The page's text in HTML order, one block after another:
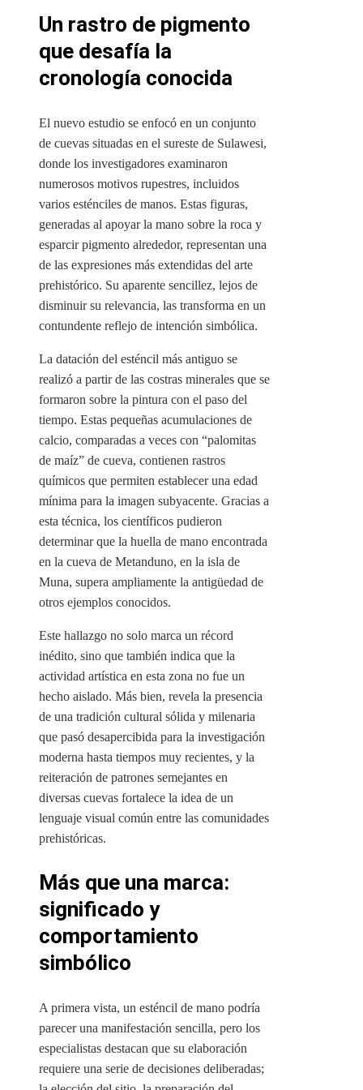
Un rastro de pigmento
que desafía la
cronología conocida
El nuevo estudio se enfocó en un conjunto
de cuevas situadas en el sureste de Sulawesi,
donde los investigadores examinaron
numerosos motivos rupestres, incluidos
varios esténciles de manos. Estas figuras,
generadas al apoyar la mano sobre la roca y
esparcir pigmento alrededor, representan una
de las expresiones más extendidas del arte
prehistórico. Su aparente sencillez, lejos de
disminuir su relevancia, las transforma en un
contundente reflejo de intención simbólica.
La datación del esténcil más antiguo se
realizó a partir de las costras minerales que se
formaron sobre la pintura con el paso del
tiempo. Estas pequeñas acumulaciones de
calcio, comparadas a veces con “palomitas
de maíz” de cueva, contienen rastros
químicos que permiten establecer una edad
mínima para la imagen subyacente. Gracias a
esta técnica, los científicos pudieron
determinar que la huella de mano encontrada
en la cueva de Metanduno, en la isla de
Muna, supera ampliamente la antigüedad de
otros ejemplos conocidos.
Este hallazgo no solo marca un récord
inédito, sino que también indica que la
actividad artística en esta zona no fue un
hecho aislado. Más bien, revela la presencia
de una tradición cultural sólida y milenaria
que pasó desapercibida para la investigación
moderna hasta tiempos muy recientes, y la
reiteración de patrones semejantes en
diversas cuevas fortalece la idea de un
lenguaje visual común entre las comunidades
prehistóricas.
Más que una marca:
significado y
comportamiento
simbólico
A primera vista, un esténcil de mano podría
parecer una manifestación sencilla, pero los
especialistas destacan que su elaboración
requiere una serie de decisiones deliberadas;